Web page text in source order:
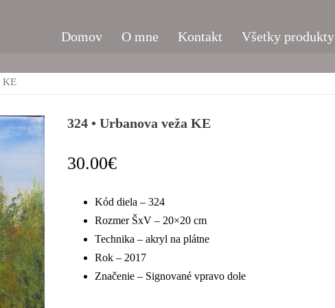
Domov O mne Kontakt Všetky produkty
KE
324 • Urbanova veža KE
30.00€
Kód diela – 324
Rozmer ŠxV – 20×20 cm
Technika – akryl na plátne
Rok – 2017
Značenie – Signované vpravo dole